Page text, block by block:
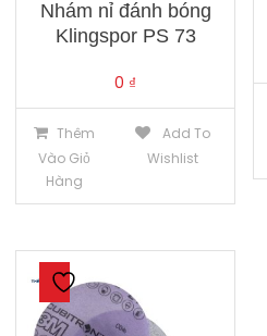
Nhám nỉ đánh bóng
Klingspor PS 73
0 ₫
Thêm
Vào Giỏ
Hàng
Add To
Wishlist